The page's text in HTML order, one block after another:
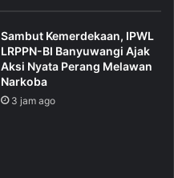
Sambut Kemerdekaan, IPWL
LRPPN-BI Banyuwangi Ajak
Aksi Nyata Perang Melawan
Narkoba
3 jam ago